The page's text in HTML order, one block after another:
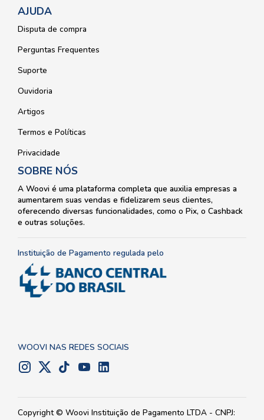
AJUDA
Disputa de compra
Perguntas Frequentes
Suporte
Ouvidoria
Artigos
Termos e Políticas
Privacidade
SOBRE NÓS
A Woovi é uma plataforma completa que auxilia empresas a
aumentarem suas vendas e fidelizarem seus clientes,
oferecendo diversas funcionalidades, como o Pix, o Cashback
e outras soluções.
Instituição de Pagamento regulada pelo
WOOVI NAS REDES SOCIAIS
Copyright © Woovi Instituição de Pagamento LTDA - CNPJ: